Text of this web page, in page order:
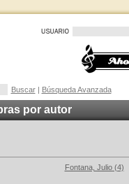
Buscar| Búsqueda Avanzada
por autor
Fontana, Julio (4)